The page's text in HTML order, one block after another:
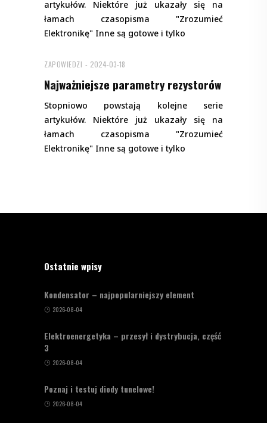
artykułów. Niektóre już ukazały się na
łamach czasopisma "Zrozumieć
Elektronikę" Inne są gotowe i tylko
ZAPOWIEDZI 2024-03-18
Najważniejsze parametry rezystorów
Stopniowo powstają kolejne serie
artykułów. Niektóre już ukazały się na
łamach czasopisma "Zrozumieć
Elektronikę" Inne są gotowe i tylko
Ostatnie wpisy
Kondensator – najpopularniejszy element
2026-08-04
Elektroenergetyka – przesył i dystrybucja, część
3
2026-08-04
Poznaj i testuj diody tunelowe!
2026-08-04